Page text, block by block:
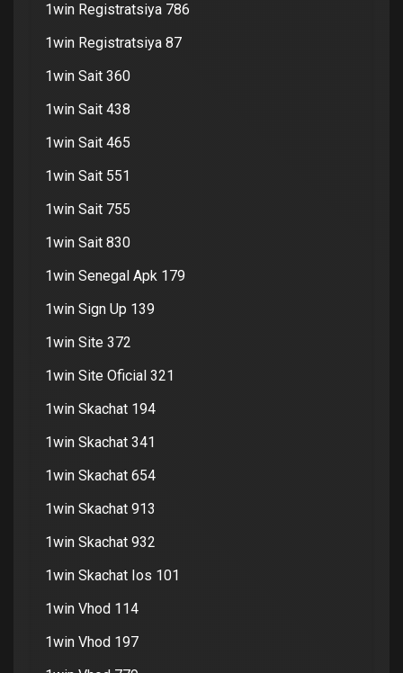
1win Registratsiya 786
1win Registratsiya 87
1win Sait 360
1win Sait 438
1win Sait 465
1win Sait 551
1win Sait 755
1win Sait 830
1win Senegal Apk 179
1win Sign Up 139
1win Site 372
1win Site Oficial 321
1win Skachat 194
1win Skachat 341
1win Skachat 654
1win Skachat 913
1win Skachat 932
1win Skachat Ios 101
1win Vhod 114
1win Vhod 197